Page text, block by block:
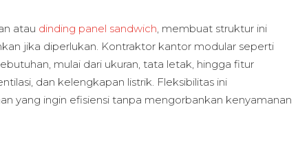
atau dinding panel sandwich, membuat struktur ini
jika diperlukan. Kontraktor kantor modular seperti
mulai dari ukuran, tata letak, hingga fitur
dan kelengkapan listrik. Fleksibilitas ini
yang ingin efisiensi tanpa mengorbankan kenyamanan